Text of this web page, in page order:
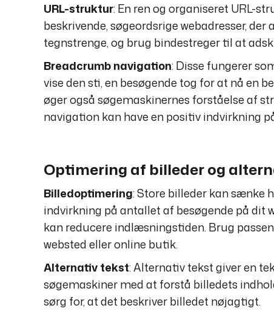
URL-struktur: En ren og organiseret URL-
beskrivende, søgeordsrige webadresser,
tegnstrenge, og brug bindestreger til at
Breadcrumb navigation: Disse fungerer
vise den sti, en besøgende tog for at nå en
øger også søgemaskinernes forståelse af
navigation kan have en positiv indvirkning
Optimering af billeder og
Billedoptimering: Store billeder kan sænke
indvirkning på antallet af besøgende på dit
kan reducere indlæsningstiden. Brug
websted eller online butik.
Alternativ tekst: Alternativ tekst giver en
søgemaskiner med at forstå billedets
sørg for, at det beskriver billedet nøjagtigt.